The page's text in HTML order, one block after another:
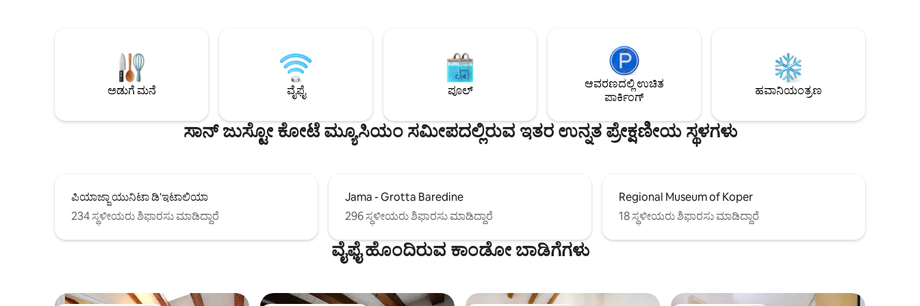
ಕೆಲವು ಹೆಜ್ಜೆಗಳಷ್ಟು ದೂರದಲ್ಲಿದೆ, ರೆಸ್ಟೋರೆಂಟ್‌ಗಳು,
ಬೊಟಿಕ್‌ಗಳು, ಸಿನೆಮಾಗಳು ಮತ್ತು ಕಿರಾಣಿ
ಅಂಗಡಿಗಳಿಂದ ಸುತ್ತುವರೆದಿದೆ ಜೋಡಿಗಳು, ವ್ಯವಹಾರ
ಪ್ರಯಾಣಿಕರು ಮತ್ತು ಪ್ರಣಯ ವಿಹಾರಗಳಿಗೆ
Settembre ನಿಂದ 17 ನಿಮಿಷಗಳ ನಡಿಗೆ ಮತ್ತು
ಸೌಂದರ್ಯಗಳನ್ನು ಅನ್ವೇಷಿಸಲು ಉತ್ತಮ ಸ್ಥಳವಾಗಿದೆ.
ಕುತೂಹಲಕಾರಿ/ಗೌರವಾನ್ವಿತ ಪ್ರಯಾಣಿಕರಿಗಾಗಿ. ಕಾರ್
ಪಾರ್ಕಿಂಗ್ ಇಲ್ಲ.
ಟೆರೆಸಿಯನ್ ಬೀದಿಗಳನ್ನು ದಾಟಿ ನೀವು ಕಾಲ್ನಡಿಗೆಯಲ್ಲಿ
10 ನಿಮಿಷಗಳಲ್ಲಿ ಪಿಯಾಝಾ ಯುನಿಟಾವನ್ನು
ತಲುಪುತ್ತೀರಿ. ಫಾರ್ಮಸಿ, ಸೂಪರ್‌ಮಾರ್ಕೆಟ್‌ಗಳು,
ಐಸ್‌ಕ್ರೀಮ್ ಪಾರ್ಲರ್ ಮತ್ತು ರೆಸ್ಟೋರೆಂಟ್‌ಗಳು ಕೆಲವೇ
ಮೀಟರ್‌ಗಳ ದೂರದಲ್ಲಿವೆ.
ನಗರದ ಐತಿಹಾಸಿಕ ಕೇಂದ್ರದಲ್ಲಿ ಮತ್ತು ಹಲವಾರು ಬಸ್
ಏಕೀಕರಣವು ನಿಮಗೆ ಸ್ಮಾರ್ಟ್ ಮತ್ತು ಮರೆಯಲಾಗದ
ಅನುಭವವನ್ನು ಖಾತರಿಪಡಿಸುತ್ತದೆ!
ಅಡುಗೆ ಮನೆ ವೈಫೈ ಪೂಲ್
ಆವರಣದಲ್ಲಿ ಉಚಿತ
ಪಾರ್ಕಿಂಗ್
ಹವಾನಿಯಂತ್ರಣ
ಸಾನ್ ಜುಸ್ಟೋ ಕೋಟೆ ಮ್ಯೂಸಿಯಂ ಸಮೀಪದಲ್ಲಿರುವ ಇತರ ಉನ್ನತ ಪ್ರೇಕ್ಷಣೀಯ ಸ್ಥಳಗಳು
ಪಿಯಾಜ್ಜಾ ಯುನಿಟಾ ಡಿ'ಇಟಾಲಿಯಾ
234 ಸ್ಥಳೀಯರು ಶಿಫಾರಸು ಮಾಡಿದ್ದಾರೆ
Jama - Grotta Baredine
296 ಸ್ಥಳೀಯರು ಶಿಫಾರಸು ಮಾಡಿದ್ದಾರೆ
Regional Museum of Koper
18 ಸ್ಥಳೀಯರು ಶಿಫಾರಸು ಮಾಡಿದ್ದಾರೆ
ವೈಫೈ ಹೊಂದಿರುವ ಕಾಂಡೋ ಬಾಡಿಗೆಗಳು